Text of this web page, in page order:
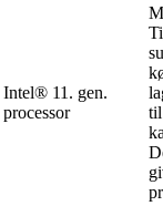
Intel® 11. gen.
processor
til